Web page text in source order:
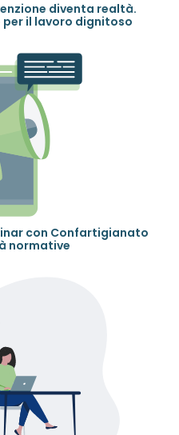
diventa realtà.
il lavoro dignitoso
con Confartigianato
normative